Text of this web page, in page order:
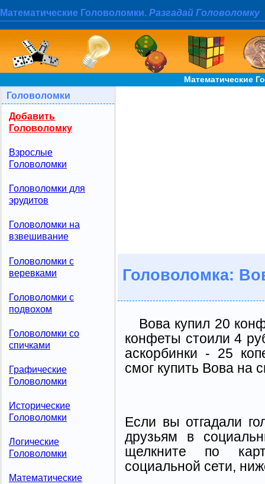
Математические Головоломки. Разгадай Головоломку
Математические
Головоломки
Добавить
Головоломку
Взрослые
Головоломки
Головоломки для
эрудитов
Головоломки на
взвешивание
Головоломки с
веревками
Головоломки с
подвохом
Головоломки со
спичками
Графические
Головоломки
Исторические
Головоломки
Логические
Головоломки
Математические
Головоломка:
Вова купил 20
конфеты стоили 4
аскорбинки - 25
смог купить Вова на
Если вы отгадали
друзьям в
щелкните по
социальной сети,